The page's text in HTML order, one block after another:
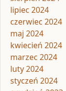
lipiec 2024
czerwiec 2024
maj 2024
kwiecień 2024
marzec 2024
luty 2024
styczeń 2024